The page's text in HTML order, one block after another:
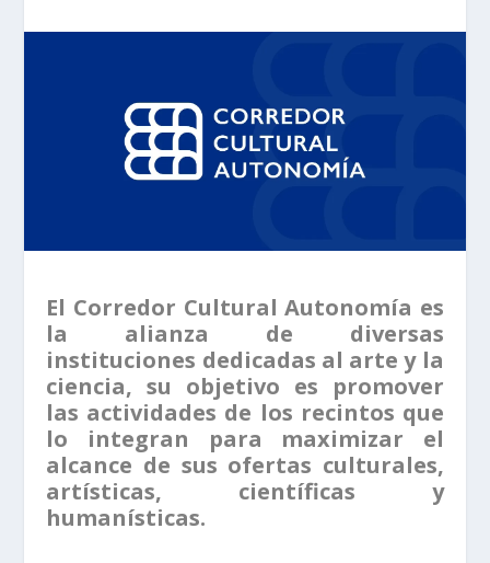
El Corredor Cultural Autonomía es
la alianza de diversas
instituciones dedicadas al arte y la
ciencia, su objetivo es promover
las actividades de los recintos que
lo integran para maximizar el
alcance de sus ofertas culturales,
artísticas, científicas y
humanísticas.